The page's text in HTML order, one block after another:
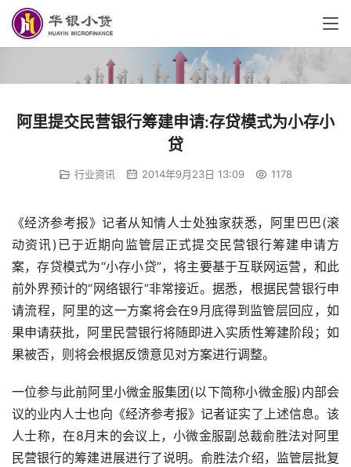
阿里提交民营银行筹建申请:存贷模式为小存小
贷
行业资讯 2014年9月23日 13:09 1178
《经济参考报》记者从知情人士处独家获悉，阿里巴巴(滚
动资讯)已于近期向监管层正式提交民营银行筹建申请方
案，存贷模式为“小存小贷”，将主要基于互联网运营，和此
前外界预计的“网络银行”非常接近。据悉，根据民营银行申
请流程，阿里的这一方案将会在9月底得到监管层回应，如
果申请获批，阿里民营银行将随即进入实质性筹建阶段；如
果被否，则将会根据反馈意见对方案进行调整。
一位参与此前阿里小微金服集团(以下简称小微金服)内部会
议的业内人士也向《经济参考报》记者证实了上述信息。该
人士称，在8月末的会议上，小微金服副总裁俞胜法对阿里
民营银行的筹建进展进行了说明。俞胜法介绍，监管层批复